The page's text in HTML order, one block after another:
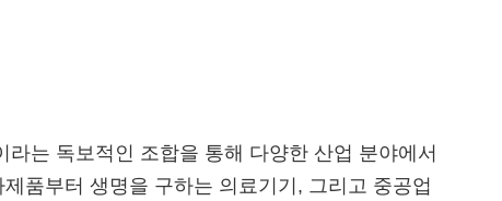
는 독보적인 조합을 통해 다양한 산업 분야에서
품부터 생명을 구하는 의료기기, 그리고 중공업